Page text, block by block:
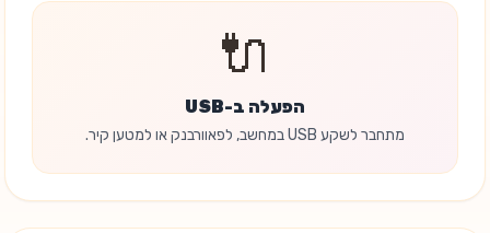
🔌
הפעלה ב-USB
מתחבר לשקע USB במחשב, לפאוורבנק או למטען קיר.